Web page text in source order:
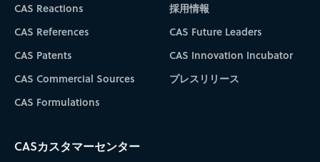
CAS Reactions
CAS References
CAS Patents
CAS Commercial Sources
CAS Formulations
採用情報
CAS Future Leaders
CAS Innovation Incubator
プレスリリース
CASカスタマーセンター